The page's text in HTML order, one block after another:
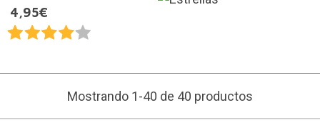
4,95€
Mostrando 1-40 de 40 productos